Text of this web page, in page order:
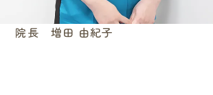
院長 増田 由紀子